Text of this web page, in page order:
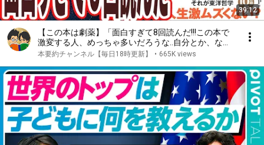
39:12
【この本は劇薬】「面白すぎて8回読んだ!!!この本で
激変する人、めっちゃ多いだろうな..自分とか、ない
から。教養としての東洋哲学」を世界一わかりやすく
本要約チャンネル【毎日18時更新】 • 665K views